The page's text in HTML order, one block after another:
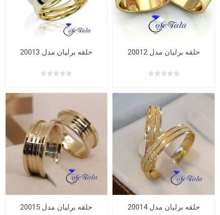
حلقه برلیان مدل 20012 حلقه برلیان مدل 20013
حلقه برلیان مدل 20014 حلقه برلیان مدل 20015